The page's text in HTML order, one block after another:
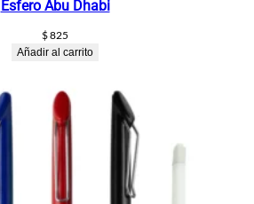
Esfero Abu Dhabi
$825
Añadir al carrito